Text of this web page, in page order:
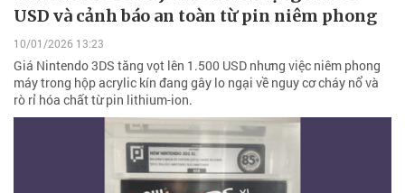
USD và cảnh báo an toàn từ pin niêm phong
10/01/2026 13:23
Giá Nintendo 3DS tăng vọt lên 1.500 USD nhưng việc niêm phong
máy trong hộp acrylic kín đang gây lo ngại về nguy cơ cháy nổ và
rò rỉ hóa chất từ pin lithium-ion.